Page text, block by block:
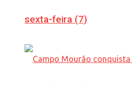
sexta-feira (7)